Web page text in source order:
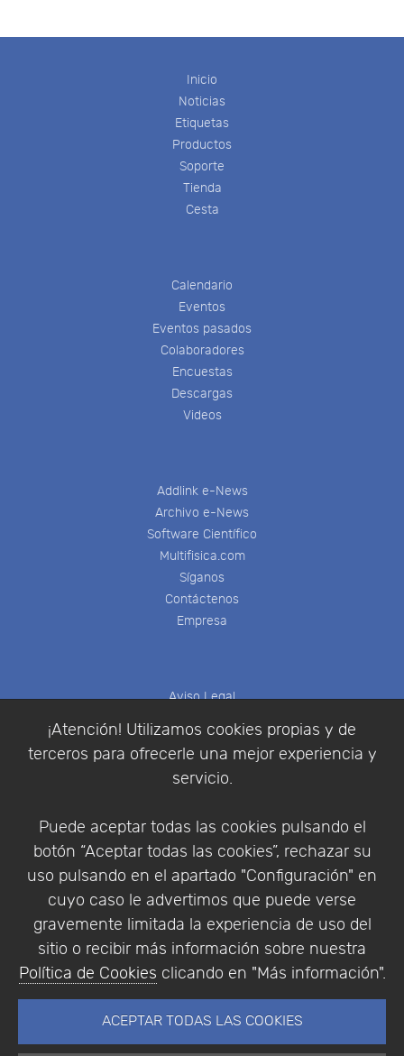
¡Atención! Utilizamos cookies propias y de
terceros para ofrecerle una mejor experiencia y
servicio.
Puede aceptar todas las cookies pulsando el
botón “Aceptar todas las cookies”, rechazar su
uso pulsando en el apartado "Configuración" en
cuyo caso le advertimos que puede verse
gravemente limitada la experiencia de uso del
sitio o recibir más información sobre nuestra
Política de Cookies clicando en "Más información".
ACEPTAR TODAS LAS COOKIES
Inicio
Noticias
Etiquetas
Productos
Soporte
Tienda
Cesta
Calendario
Eventos
Eventos pasados
Colaboradores
Encuestas
Descargas
Videos
Addlink e-News
Archivo e-News
Software Científico
Multifisica.com
Síganos
Contáctenos
Empresa
Aviso Legal
Política de Privacidad
Condiciones de compra
Identificarse
Empresa|Aviso Legal| Política de Privacidad |
Política de Cookies
© Copyright 1994 - 2026. Addlink Software
Científico, S.L.
Portugal.